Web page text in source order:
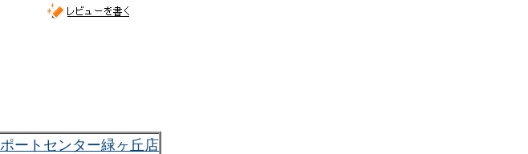
ートセンター緑ヶ丘店